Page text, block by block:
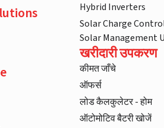
Hybrid Inverters
Solar Charge
Solar Management
खरीदारी उपकरण
कीमत जाँचे
ऑफर्स
लोड कैलकुलेटर - होम
ऑटोमोटिव बैटरी खोजें